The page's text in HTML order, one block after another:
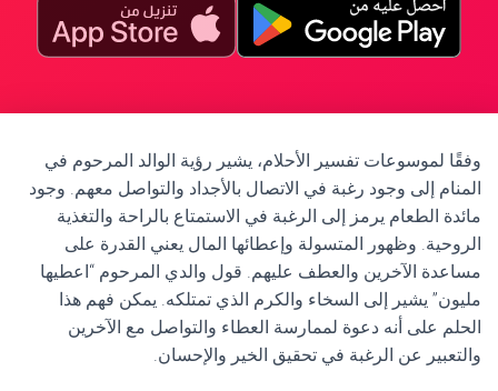
وفقًا لموسوعات تفسير الأحلام، يشير رؤية الوالد المرحوم في
المنام إلى وجود رغبة في الاتصال بالأجداد والتواصل معهم. وجود
مائدة الطعام يرمز إلى الرغبة في الاستمتاع بالراحة والتغذية
الروحية. وظهور المتسولة وإعطائها المال يعني القدرة على
مساعدة الآخرين والعطف عليهم. قول والدي المرحوم “اعطيها
مليون” يشير إلى السخاء والكرم الذي تمتلكه. يمكن فهم هذا
الحلم على أنه دعوة لممارسة العطاء والتواصل مع الآخرين
والتعبير عن الرغبة في تحقيق الخير والإحسان.